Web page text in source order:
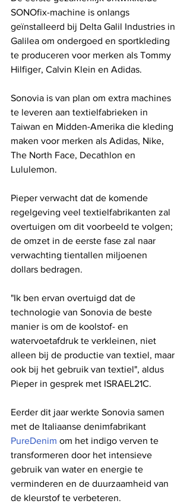
SONOfix-machine is onlangs
geïnstalleerd bij Delta Galil Industries in
Galilea om ondergoed en sportkleding
te produceren voor merken als Tommy
Hilfiger, Calvin Klein en Adidas.
Sonovia is van plan om extra machines
te leveren aan textielfabrieken in
Taiwan en Midden-Amerika die kleding
maken voor merken als Adidas, Nike,
The North Face, Decathlon en
Lululemon.
Pieper verwacht dat de komende
regelgeving veel textielfabrikanten zal
overtuigen om dit voorbeeld te volgen;
de omzet in de eerste fase zal naar
verwachting tientallen miljoenen
dollars bedragen.
"Ik ben ervan overtuigd dat de
technologie van Sonovia de beste
manier is om de koolstof- en
watervoetafdruk te verkleinen, niet
alleen bij de productie van textiel, maar
ook bij het gebruik van textiel", aldus
Pieper in gesprek met ISRAEL21C.
Eerder dit jaar werkte Sonovia samen
met de Italiaanse denimfabrikant
PureDenim om het indigo verven te
transformeren door het intensieve
gebruik van water en energie te
verminderen en de duurzaamheid van
de kleurstof te verbeteren.